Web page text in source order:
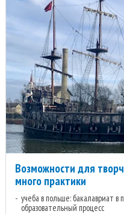
Возможности для
много практики
учеба в польше: бакалавриат в
образовательный процесс